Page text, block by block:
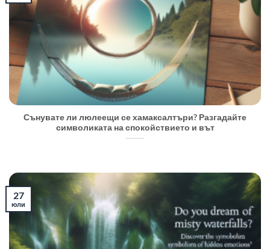
Сънувате ли люлеещи се хамаксалтъри? Разгадайте
символиката на спокойствието и вът
27
юли